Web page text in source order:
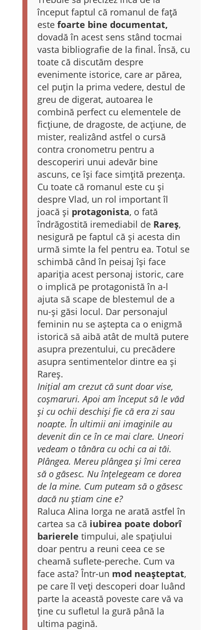
început faptul că romanul de față
este foarte bine documentat,
dovadă în acest sens stând tocmai
vasta bibliografie de la final. Însă, cu
toate că discutăm despre
evenimente istorice, care ar părea,
cel puțin la prima vedere, destul de
greu de digerat, autoarea le
combină perfect cu elementele de
ficțiune, de dragoste, de acțiune, de
mister, realizând astfel o cursă
contra cronometru pentru a
descoperiri unui adevăr bine
ascuns, ce își face simțită prezența.
Cu toate că romanul este cu și
despre Vlad, un rol important îl
joacă și protagonista, o fată
îndrăgostită iremediabil de Rareș,
nesigură pe faptul că și acesta din
urmă simte la fel pentru ea. Totul se
schimbă când în peisaj își face
apariția acest personaj istoric, care
o implică pe protagonistă în a-l
ajuta să scape de blestemul de a
nu-și găsi locul. Dar personajul
feminin nu se aștepta ca o enigmă
istorică să aibă atât de multă putere
asupra prezentului, cu precădere
asupra sentimentelor dintre ea și
Rareș.
Inițial am crezut că sunt doar vise,
coșmaruri. Apoi am început să le văd
și cu ochii deschiși fie că era zi sau
noapte. În ultimii ani imaginile au
devenit din ce în ce mai clare. Uneori
vedeam o tânăra cu ochi ca ai tăi.
Plângea. Mereu plângea și îmi cerea
să o găsesc. Nu înțelegeam ce dorea
de la mine. Cum puteam să o găsesc
dacă nu știam cine e?
Raluca Alina Iorga ne arată astfel în
cartea sa că iubirea poate doborî
barierele timpului, ale spațiului
doar pentru a reuni ceea ce se
cheamă suflete-pereche. Cum va
face asta? Într-un mod neașteptat,
pe care îl veți descoperi doar luând
parte la această poveste care vă va
ține cu sufletul la gură până la
ultima pagină.